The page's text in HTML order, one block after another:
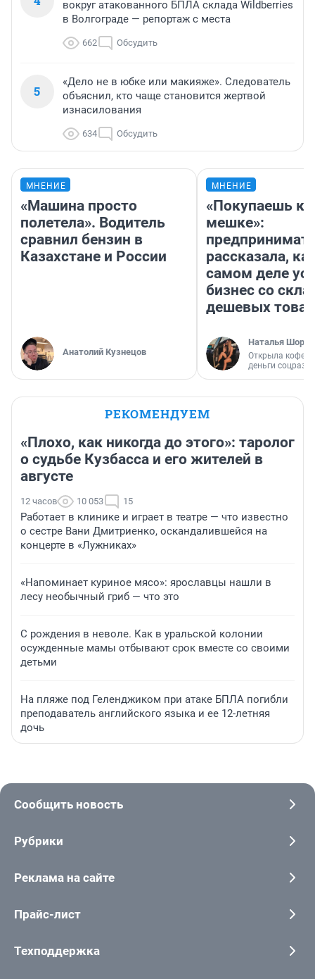
вокруг атакованного БПЛА склада Wildberries
в Волгограде — репортаж с места
662 Обсудить
5
«Дело не в юбке или макияже». Следователь
объяснил, кто чаще становится жертвой
изнасилования
634 Обсудить
МНЕНИЕ
«Машина просто
полетела». Водитель
сравнил бензин в
Казахстане и России
Анатолий Кузнецов
МНЕНИЕ
«Покупаешь
мешке»:
рассказала,
самом деле
бизнес со
дешевых
Наталья
Открыла
деньги
РЕКОМЕНДУЕМ
«Плохо, как никогда до этого»: таролог
о судьбе Кузбасса и его жителей в
августе
12 часов 10 053 15
Работает в клинике и играет в театре — что известно
о сестре Вани Дмитриенко, оскандалившейся на
концерте в «Лужниках»
«Напоминает куриное мясо»: ярославцы нашли в
лесу необычный гриб — что это
С рождения в неволе. Как в уральской колонии
осужденные мамы отбывают срок вместе со своими
детьми
На пляже под Геленджиком при атаке БПЛА погибли
преподаватель английского языка и ее 12-летняя
дочь
Сообщить новость
Рубрики
Реклама на сайте
Прайс-лист
Техподдержка